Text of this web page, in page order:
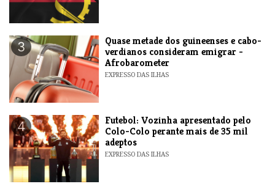
3
Quase metade dos guineenses e cabo-
verdianos consideram emigrar -
Afrobarometer
EXPRESSO DAS ILHAS
4
Futebol: Vozinha apresentado pelo
Colo-Colo perante mais de 35 mil
adeptos
EXPRESSO DAS ILHAS